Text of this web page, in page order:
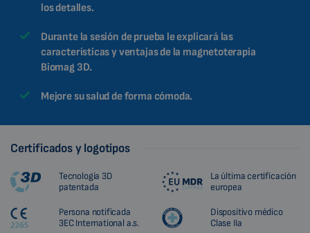
los detalles.
Durante la sesión de prueba le explicará las
características y ventajas de la magnetoterapia
Biomag 3D.
Mejore su salud de forma cómoda.
Certificados y logotipos
Tecnología 3D
patentada
La última certificación
europea
Persona notificada
3EC International a.s.
Dispositivo médico
Clase IIa